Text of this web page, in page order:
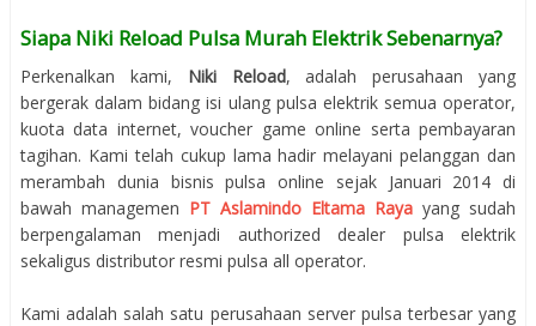
Siapa Niki Reload Pulsa Murah Elektrik Sebenarnya?
Perkenalkan kami, Niki Reload, adalah perusahaan yang
bergerak dalam bidang isi ulang pulsa elektrik semua operator,
kuota data internet, voucher game online serta pembayaran
tagihan. Kami telah cukup lama hadir melayani pelanggan dan
merambah dunia bisnis pulsa online sejak Januari 2014 di
bawah managemen PT Aslamindo Eltama Raya yang sudah
berpengalaman menjadi authorized dealer pulsa elektrik
sekaligus distributor resmi pulsa all operator.
Kami adalah salah satu perusahaan server pulsa terbesar yang